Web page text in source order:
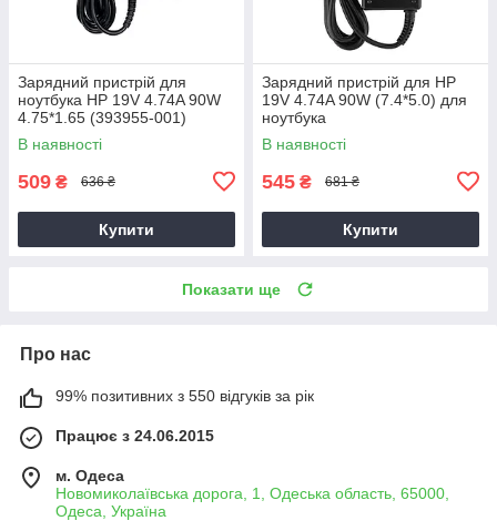
Зарядний пристрій для
ноутбука HP 19V 4.74A 90W
4.75*1.65 (393955-001)
В наявності
509 ₴ 636 ₴
Купити
Зарядний пристрій для HP
19V 4.74A 90W (7.4*5.0) для
ноутбука
В наявності
545 ₴ 681 ₴
Купити
Показати ще
Про нас
99% позитивних з 550 відгуків за рік
Працює з 24.06.2015
м. Одеса
Новомиколаївська дорога, 1, Одеська область, 65000,
Одеса, Україна